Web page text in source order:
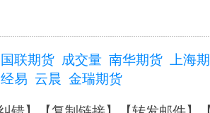
国联期货 成交量 南华期货
上海
经易 云晨 金瑞期货